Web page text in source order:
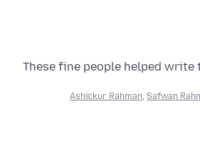
These fine people helped write
Ashickur Rahman, Safwan